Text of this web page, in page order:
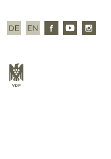
InhaltDeutschEnglischFacebook
Youtube